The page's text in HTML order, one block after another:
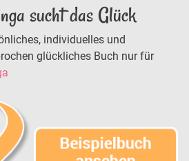
sucht das Glück
individuelles und
glückliches Buch nur für